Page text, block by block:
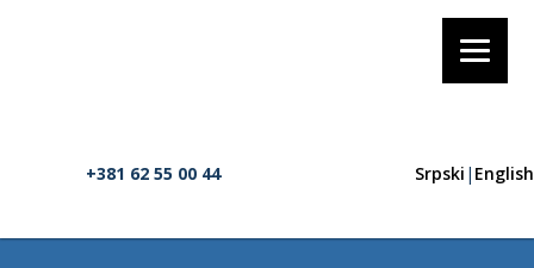
+381 62 55 00 44 Srpski | English